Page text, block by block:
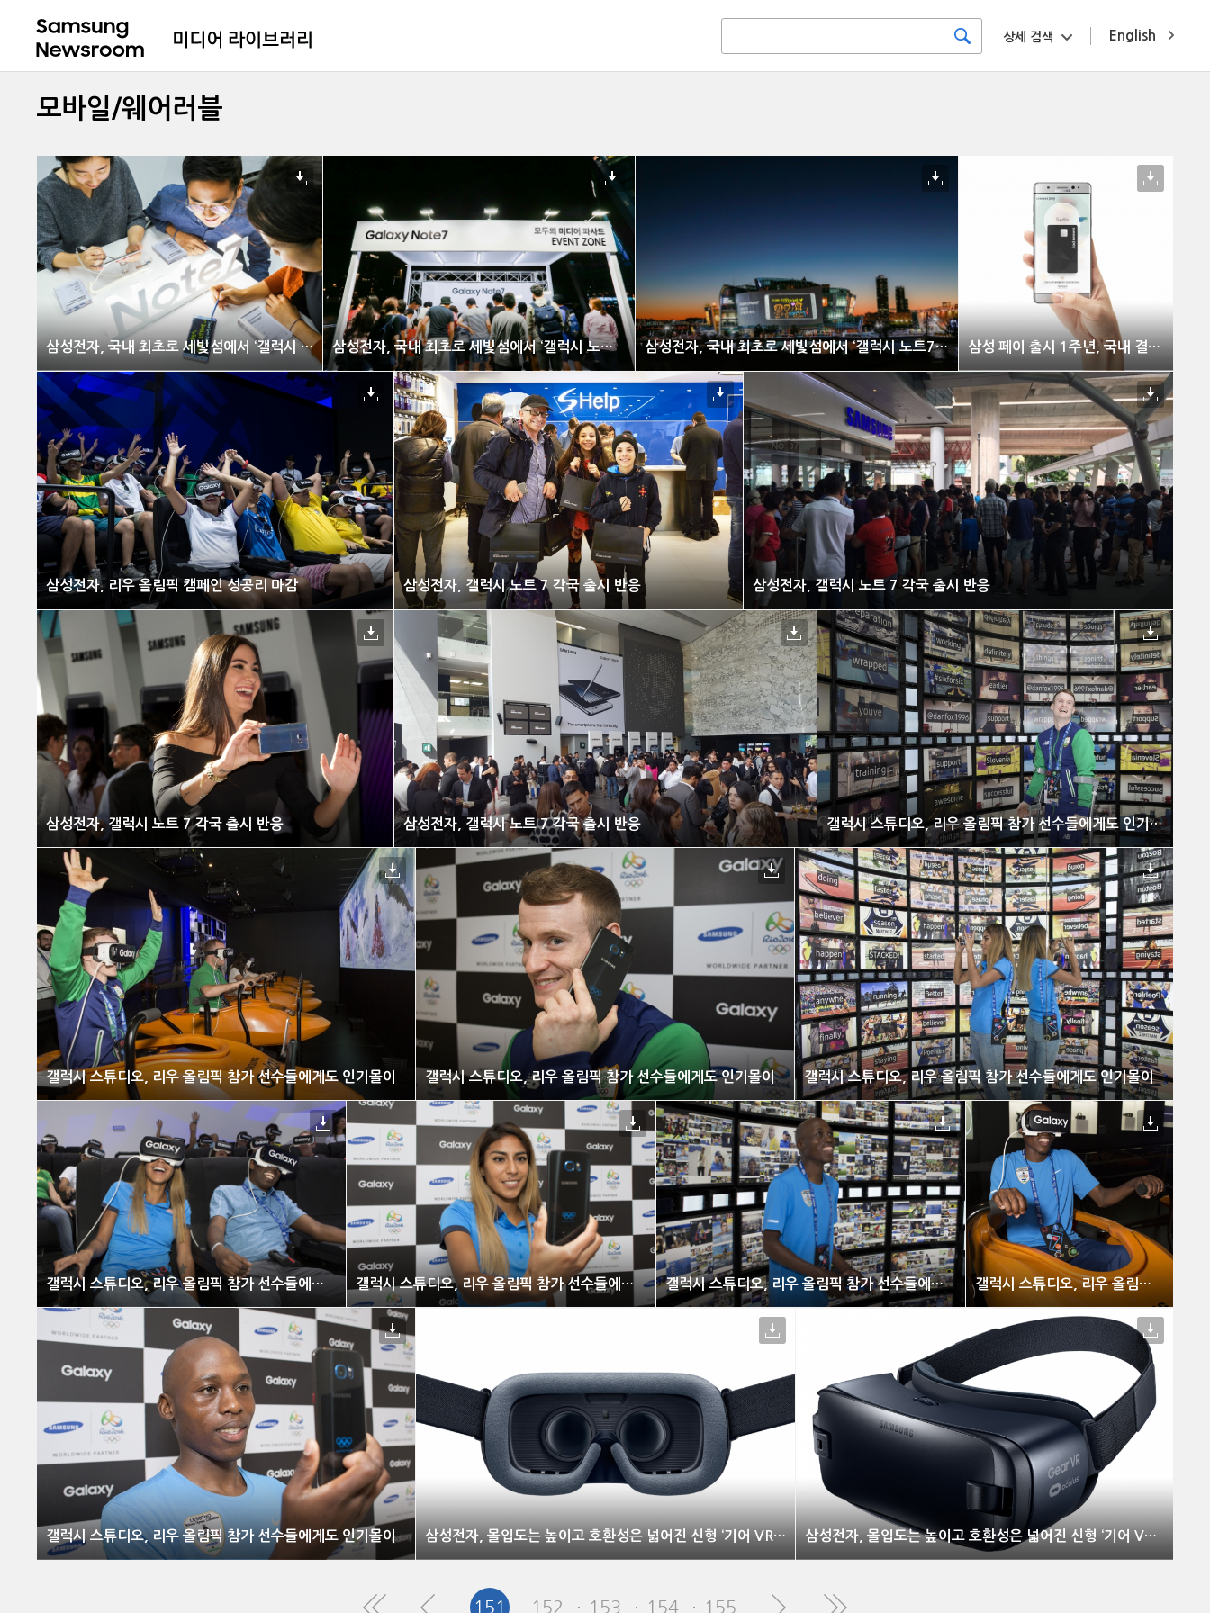
English
상세 검색
모바일/웨어러블
삼성전자, 국내 최초로 세빛섬에서 ‘갤럭시 노트7 모두의 미디어 파사드’ 운영 삼성전자, 국내 최초로 세빛섬에서 ‘갤럭시 노트7 모두의 미디어 파사드’ 운영 삼성전자, 국내 최초로 세빛섬에서 ‘갤럭시 노트7 모두의 미디어 파사드’ 운영 삼성 페이 출시 1주년, 국내 결제 금액 2조원 돌파
삼성전자, 리우 올림픽 캠페인 성공리 마감 삼성전자, 갤럭시 노트 7 각국 출시 반응 삼성전자, 갤럭시 노트 7 각국 출시 반응
삼성전자, 갤럭시 노트 7 각국 출시 반응 삼성전자, 갤럭시 노트 7 각국 출시 반응 갤럭시 스튜디오, 리우 올림픽 참가 선수들에게도 인기몰이
갤럭시 스튜디오, 리우 올림픽 참가 선수들에게도 인기몰이 갤럭시 스튜디오, 리우 올림픽 참가 선수들에게도 인기몰이 갤럭시 스튜디오, 리우 올림픽 참가 선수들에게도 인기몰이
갤럭시 스튜디오, 리우 올림픽 참가 선수들에게도 인기몰이 갤럭시 스튜디오, 리우 올림픽 참가 선수들에게도 인기몰이 갤럭시 스튜디오, 리우 올림픽 참가 선수들에게도 인기몰이 갤럭시 스튜디오, 리우 올림픽 참가 선수들에게도 인기몰이
갤럭시 스튜디오, 리우 올림픽 참가 선수들에게도 인기몰이 삼성전자, 몰입도는 높이고 호환성은 넓어진 신형 ‘기어 VR’ 출시 삼성전자, 몰입도는 높이고 호환성은 넓어진 신형 ‘기어 VR’ 출시
151 152 153 154 155